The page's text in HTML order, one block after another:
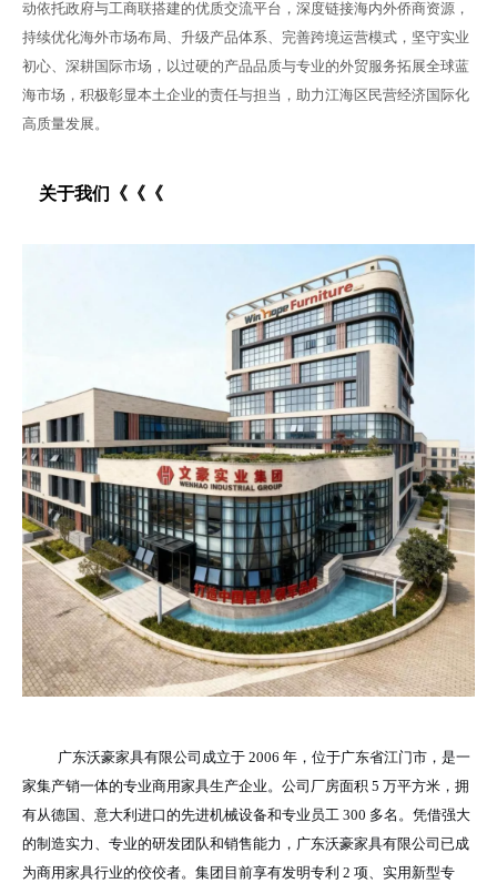
动依托政府与工商联搭建的优质交流平台，深度链接海内外侨商资源，
持续优化海外市场布局、升级产品体系、完善跨境运营模式，坚守实业
初心、深耕国际市场，以过硬的产品品质与专业的外贸服务拓展全球蓝
海市场，积极彰显本土企业的责任与担当，助力江海区民营经济国际化
高质量发展。
关于我们《《《
广东沃豪家具有限公司成立于 2006 年，位于广东省江门市，是一
家集产销一体的专业商用家具生产企业。公司厂房面积 5 万平方米，拥
有从德国、意大利进口的先进机械设备和专业员工 300 多名。凭借强大
的制造实力、专业的研发团队和销售能力，广东沃豪家具有限公司已成
为商用家具行业的佼佼者。集团目前享有发明专利 2 项、实用新型专